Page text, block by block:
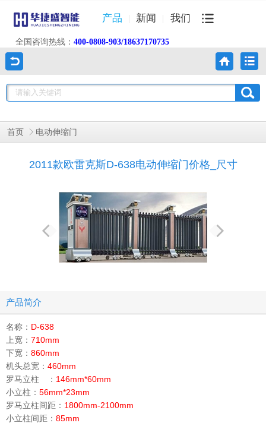
产品 新闻 我们
全国咨询热线： 400-0808-903/18637170735
首页 电动伸缩门
2011款欧雷克斯D-638电动伸缩门价格_尺寸
产品简介
名称： D-638
上宽： 710mm
下宽： 860mm
机头总宽： 460mm
罗马立柱 ： 146mm*60mm
小立柱： 56mm*23mm
罗马立柱间距： 1800mm-2100mm
小立柱间距： 85mm